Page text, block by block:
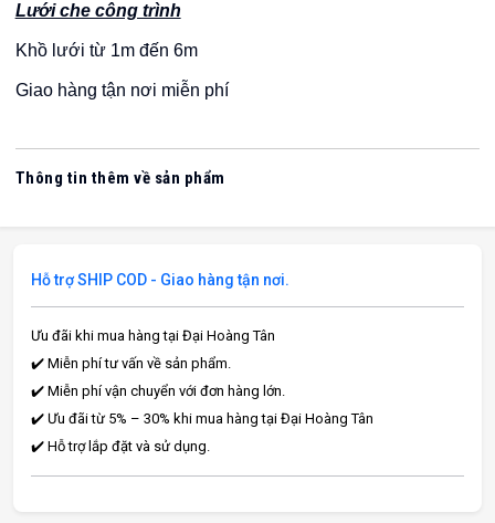
Lưới che công trình
Khồ lưới từ 1m đến 6m
Giao hàng tận nơi miễn phí
Thông tin thêm về sản phẩm
Hỗ trợ SHIP COD - Giao hàng tận nơi.
Ưu đãi khi mua hàng tại Đại Hoàng Tân
✔️ Miễn phí tư vấn về sản phẩm.
✔️ Miễn phí vận chuyển với đơn hàng lớn.
✔️ Ưu đãi từ 5% – 30% khi mua hàng tại Đại Hoàng Tân
✔️ Hỗ trợ lắp đặt và sử dụng.